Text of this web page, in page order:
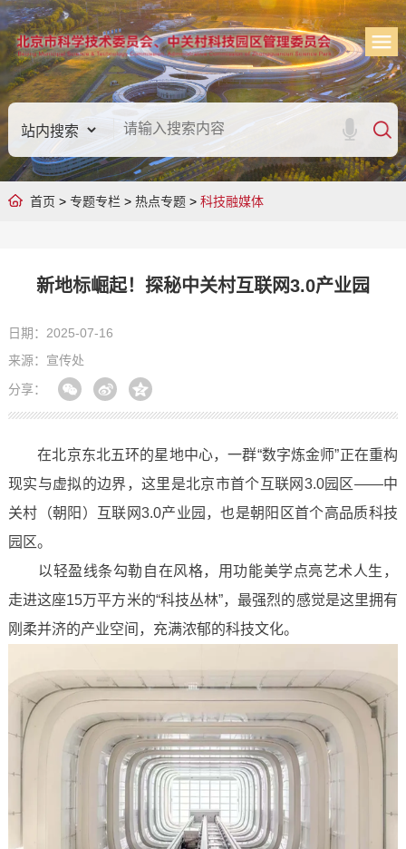
首页 > 专题专栏 > 热点专题> 科技融媒体
新地标崛起！探秘中关村互联网3.0产业园
日期：2025-07-16
来源：宣传处
分享：
在北京东北五环的星地中心，一群“数字炼金师”正在重构
现实与虚拟的边界，这里是北京市首个互联网3.0园区——中
关村（朝阳）互联网3.0产业园，也是朝阳区首个高品质科技
园区。
以轻盈线条勾勒自在风格，用功能美学点亮艺术人生，
走进这座15万平方米的“科技丛林”，最强烈的感觉是这里拥有
刚柔并济的产业空间，充满浓郁的科技文化。